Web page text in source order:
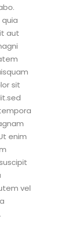
aut
sit
enim
vel